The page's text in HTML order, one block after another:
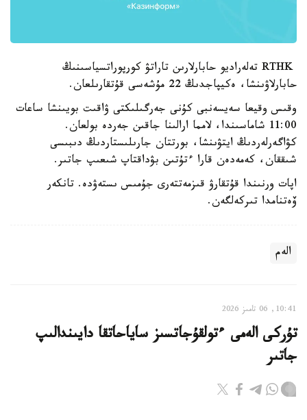
RTHK تەلەراديو حابارلارىن تاراتۋ كورپوراتسياسىنىڭ
حابارلاۋىنشا، ەكيپاجدىڭ 22 مۇشەسى قۇتقارىلعان.
وقىس وقيعا سەيسەنبى كۇنى جەرگىلىكتى ۋاقىت بويىنشا ساعات
11:00 شاماسىندا، لامما ارالىنا جاقىن جەردە بولعان.
كۋاگەرلەردىڭ ايتۋىنشا، بورتتان جارىلىستاردىڭ دىبىسى
شىققان، كەمەدەن قارا ءتۇتىن بۋداقتاپ شىعىپ جاتىر.
اپات ورنىندا قۇتقارۋ قىزمەتتەرى جۇمىس ىستەۋدە. تانكەر
ۆەتنامدا تىركەلگەن.
الەم
10:41, 06 تامىز 2026
تۇركى الەمى ءتولقۇجاتسىز ساياحاتقا دايىندالىپ
جاتىر